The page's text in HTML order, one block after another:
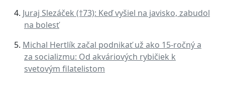
Juraj Slezáček (†73): Keď vyšiel na javisko, zabudol
na bolesť
Michal Hertlík začal podnikať už ako 15-ročný a
za socializmu: Od akváriových rybičiek k
svetovým filatelistom